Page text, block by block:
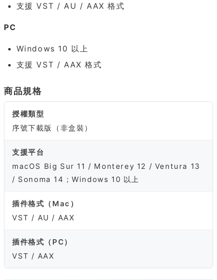
支援 VST / AU / AAX 格式
PC
Windows 10 以上
支援 VST / AAX 格式
商品規格
授權類型
序號下載版（非盒裝）
支援平台
macOS Big Sur 11 / Monterey 12 / Ventura 13
/ Sonoma 14；Windows 10 以上
插件格式（Mac）
VST / AU / AAX
插件格式（PC）
VST / AAX